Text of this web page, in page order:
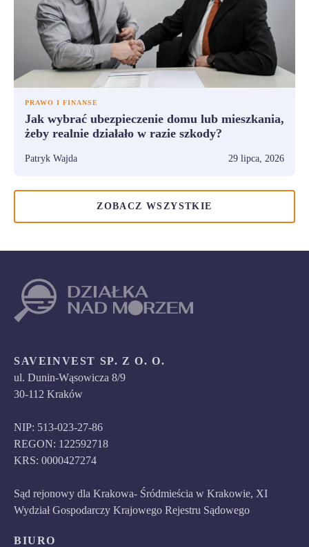
PRAWO I FINANSE
Jak wybrać ubezpieczenie domu lub mieszkania,
żeby realnie działało w razie szkody?
Patryk Wajda 29 lipca, 2026
ZOBACZ WSZYSTKIE
SAVEINVEST SP. Z O. O.
ul. Dunin-Wąsowicza 8/9
30-112 Kraków
NIP: 513-023-27-86
REGON: 122592718
KRS: 0000427274
Sąd rejonowy dla Krakowa- Śródmieścia w Krakowie, XI
Wydział Gospodarczy Krajowego Rejestru Sądowego
BIURO